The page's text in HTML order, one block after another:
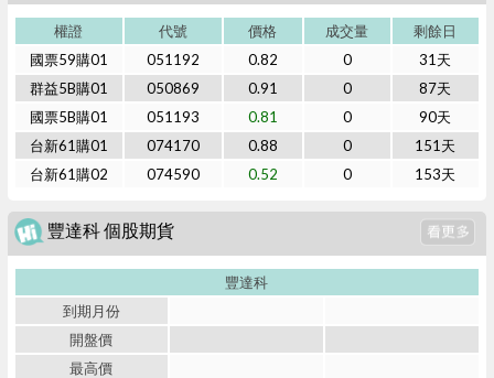
權證 代號 價格 成交量
剩餘日
國票59購01
051192 0.82 0
31天
群益5B購01
050869 0.91 0
87天
國票5B購01
051193 0.81 0
90天
台新61購01
074170 0.88 0
151天
台新61購02
074590 0.52 0 153天
豐達科 個股期貨
豐達科
到期月份
開盤價
最高價